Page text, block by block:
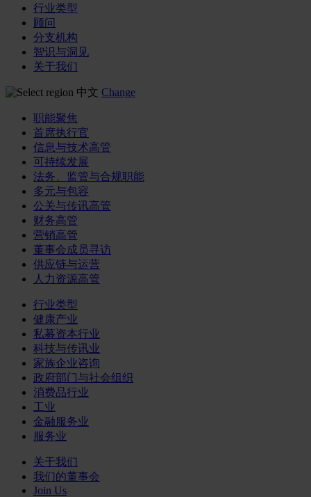
行业类型
顾问
分支机构
智识与洞见
关于我们
中文 Change
职能聚焦
首席执行官
信息与技术高管
可持续发展
法务、监管与合规职能
多元与包容
公关与传讯高管
财务高管
营销高管
董事会成员寻访
供应链与运营
人力资源高管
行业类型
健康产业
私募资本行业
科技与传讯业
家族企业咨询
政府部门与社会组织
消费品行业
工业
金融服务业
服务业
关于我们
我们的董事会
Join Us